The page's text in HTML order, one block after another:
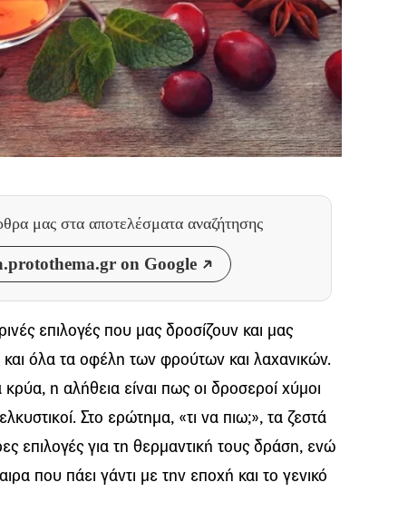
μας στα αποτελέσματα αναζήτησης
on Google
επιλογές που μας δροσίζουν και μας
και όλα τα οφέλη των φρούτων και λαχανικών.
κρύα, η αλήθεια είναι πως οι δροσεροί χύμοι
Στο ερώτημα, «τι να πιω;», τα ζεστά
επιλογές για τη θερμαντική τους δράση, ενώ
που πάει γάντι με την εποχή και το γενικό